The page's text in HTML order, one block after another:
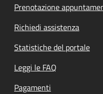
Prenotazione
Richiedi assistenza
Statistiche del portale
Leggi le FAQ
Pagamenti